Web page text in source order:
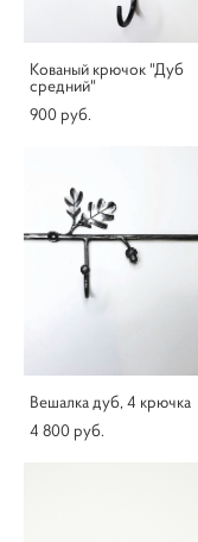
Кованый крючок "Дуб
средний"
900 pуб.
Вешалка дуб, 4 крючка
4 800 pуб.